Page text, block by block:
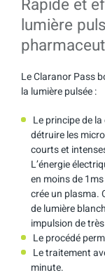
Rapide et
lumière
Le Claranor Pass
la lumière pulsée :
Le principe de
détruire les
courts et
L’énergie
en moins de
crée un plasma.
de lumière
impulsion de
Le procédé
Le traitement
minute.